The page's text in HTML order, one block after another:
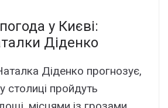
у Києві:
Діденко
Діденко прогнозує,
столиці пройдуть